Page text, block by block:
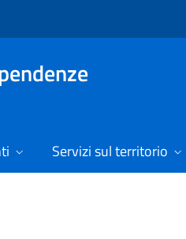
Servizi sul territorio